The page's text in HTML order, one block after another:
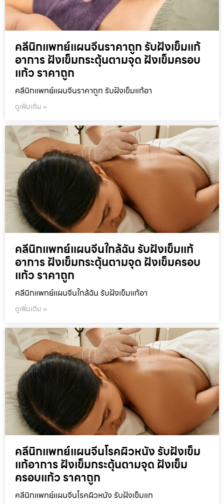
คลีนิกแพทย์แผนจีนราคาถูก รับฝังเข็มแก้
อาการ ฝังเข็มกระตุ้นตามจุด ฝังเข็มครอบ
แก้ว ราคาถูก
คลีนิกแพทย์แผนจีนราคาถูก รับฝังเข็มแก้อา
ดูเพิ่มเติม »
คลีนิกแพทย์แผนจีนใกล้ฉัน รับฝังเข็มแก้
อาการ ฝังเข็มกระตุ้นตามจุด ฝังเข็มครอบ
แก้ว ราคาถูก
คลีนิกแพทย์แผนจีนใกล้ฉัน รับฝังเข็มแก้อา
ดูเพิ่มเติม »
คลีนิกแพทย์แผนจีนโรคผิวหนัง รับฝังเข็ม
แก้อาการ ฝังเข็มกระตุ้นตามจุด ฝังเข็ม
ครอบแก้ว ราคาถูก
คลีนิกแพทย์แผนจีนโรคผิวหนัง รับฝังเข็มแก